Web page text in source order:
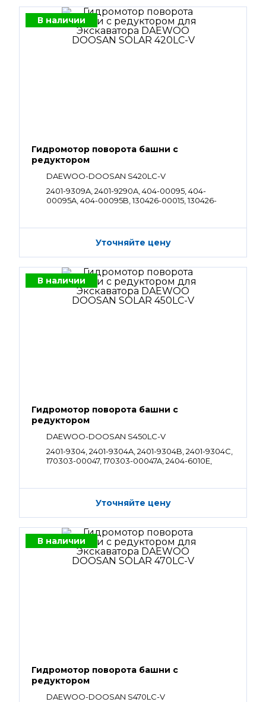
В наличии
Гидромотор поворота башни с
редуктором
DAEWOO-DOOSAN S420LC-V
2401-9309A, 2401-9290A, 404-00095, 404-
00095A, 404-00095B, 130426-00015, 130426-
Уточняйте цену
В наличии
Гидромотор поворота башни с
редуктором
DAEWOO-DOOSAN S450LC-V
2401-9304, 2401-9304A, 2401-9304B, 2401-9304C,
170303-00047, 170303-00047A, 2404-6010E,
Уточняйте цену
В наличии
Гидромотор поворота башни с
редуктором
DAEWOO-DOOSAN S470LC-V